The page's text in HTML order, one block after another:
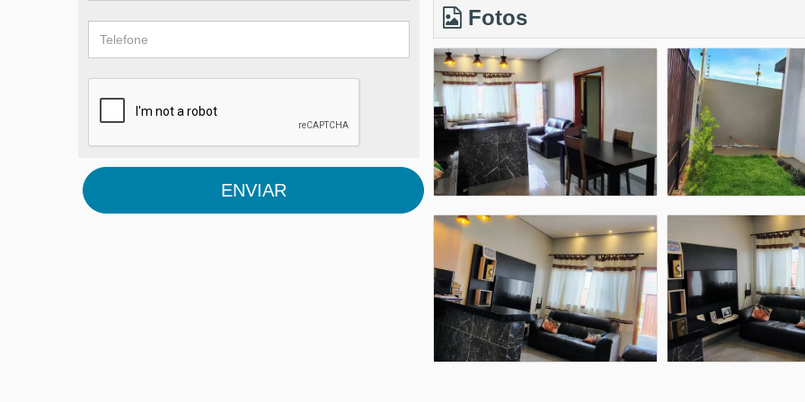
ENVIAR
Fotos